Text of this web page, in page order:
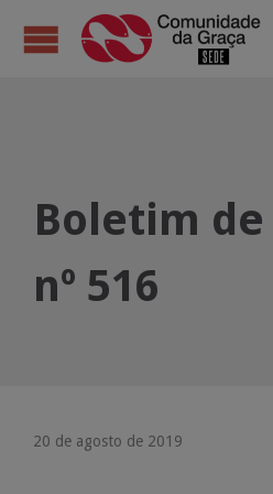
Boletim de
nº 516
20 de agosto de 2019